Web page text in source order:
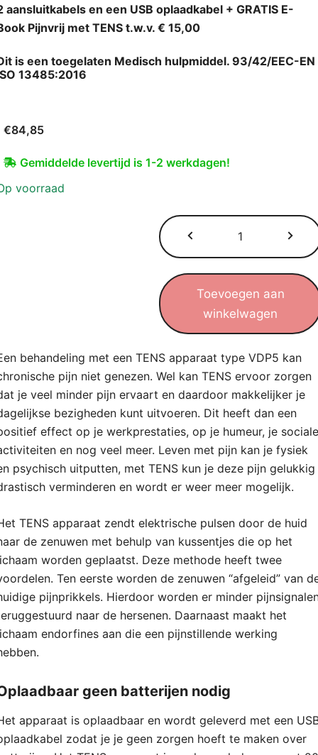
aansluitkabels en een USB oplaadkabel + GRATIS E-
Pijnvrij met TENS t.w.v. € 15,00
is een toegelaten Medisch hulpmiddel. 93/42/EEC-EN
13485:2016
€84,85
Gemiddelde levertijd is 1-2 werkdagen!
voorraad
Toevoegen aan
winkelwagen
behandeling met een TENS apparaat type VDP5 kan
pijn niet genezen. Wel kan TENS ervoor zorgen
je veel minder pijn ervaart en daardoor makkelijker je
bezigheden kunt uitvoeren. Dit heeft dan een
effect op je werkprestaties, op je humeur, je sociale
en nog veel meer. Leven met pijn kan je fysiek
psychisch uitputten, met TENS kun je deze pijn gelukkig
verminderen en wordt er weer meer mogelijk.
TENS apparaat zendt elektrische pulsen door de huid
de zenuwen met behulp van kussentjes die op het
worden geplaatst. Deze methode heeft twee
Ten eerste worden de zenuwen “afgeleid” van
pijnprikkels. Hierdoor worden er minder
naar de hersenen. Daarnaast maakt het
endorfines aan die een pijnstillende werking
geen batterijen nodig
apparaat is oplaadbaar en wordt geleverd met een
zodat je je geen zorgen hoeft te maken over